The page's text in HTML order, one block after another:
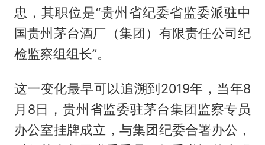
忠，其职位是“贵州省纪委省监委派驻中
国贵州茅台酒厂（集团）有限责任公司纪
检监察组组长”。
这一变化最早可以追溯到2019年，当年8
月8日，贵州省监委驻茅台集团监察专员
办公室挂牌成立，与集团纪委合署办公，